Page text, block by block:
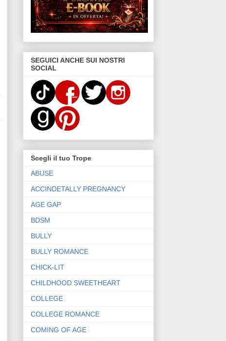
SEGUICI ANCHE SUI NOSTRI
SOCIAL
Scegli il tuo Trope
ABUSE
ACCINDETALLY PREGNANCY
AGE GAP
BDSM
BULLY
BULLY ROMANCE
CHICK-LIT
CHILDHOOD SWEETHEART
COLLEGE
COLLEGE ROMANCE
COMING OF AGE